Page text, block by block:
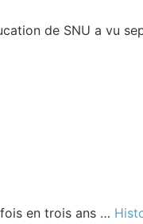
de SNU a vu
en trois ans …